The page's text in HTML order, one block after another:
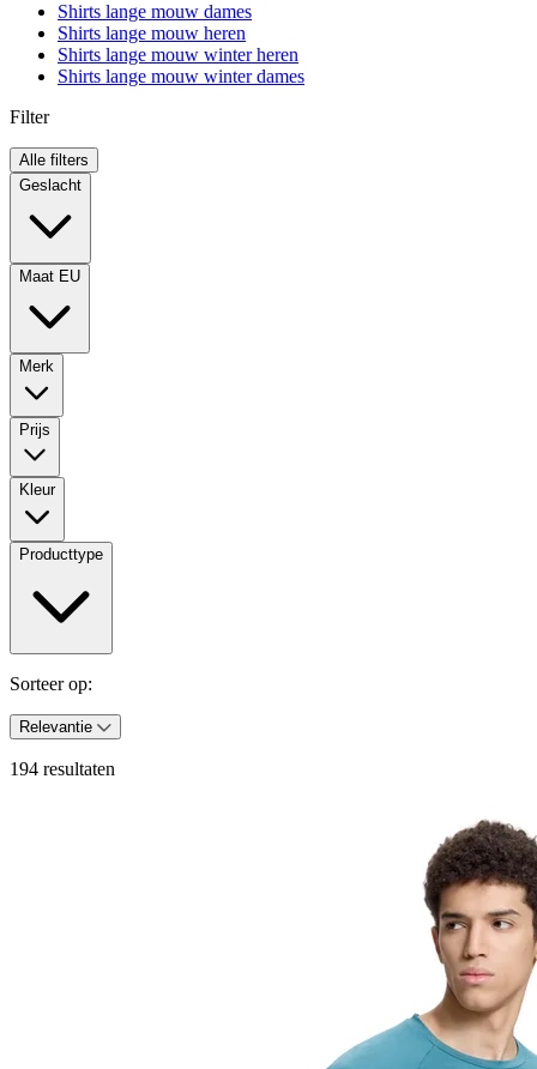
Shirts lange mouw dames
Shirts lange mouw heren
Shirts lange mouw winter heren
Shirts lange mouw winter dames
Filter
Alle filters
Geslacht
Maat EU
Merk
Prijs
Kleur
Producttype
Sorteer op:
Relevantie
194 resultaten